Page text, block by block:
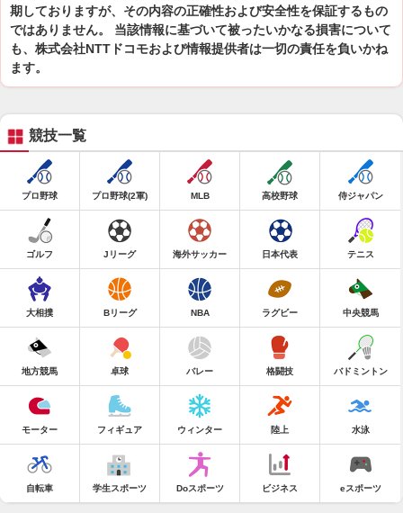
期しておりますが、その内容の正確性および安全性を保証するもの
ではありません。 当該情報に基づいて被ったいかなる損害について
も、株式会社NTTドコモおよび情報提供者は一切の責任を負いかね
ます。
競技一覧
プロ野球 プロ野球(2軍) MLB 高校野球 侍ジャパン
ゴルフ Jリーグ 海外サッカー 日本代表 テニス
大相撲 Bリーグ NBA ラグビー 中央競馬
地方競馬 卓球 バレー 格闘技 バドミントン
モーター フィギュア ウィンター 陸上 水泳
自転車 学生スポーツ Doスポーツ ビジネス eスポーツ